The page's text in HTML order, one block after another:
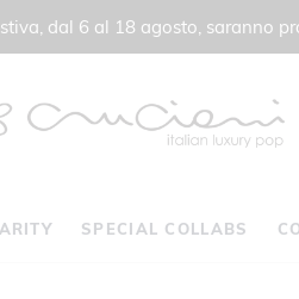
dal 6 al 18 agosto, saranno
SPECIAL COLLABS